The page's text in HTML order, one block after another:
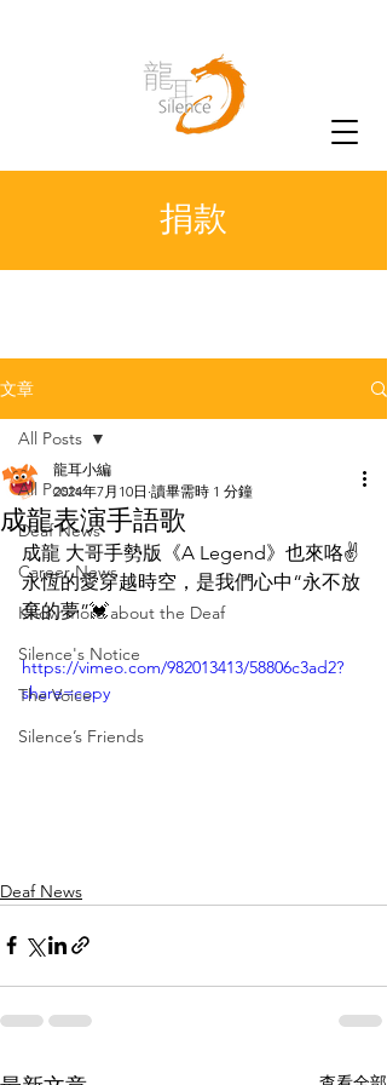
捐款
文章
All Posts
Deaf News
Career News
Know more about the Deaf
Silence's Notice
The Voice
Silence’s Friends
All Posts
成龍表演手語歌
龍耳小編
2024年7月10日 讀畢需時 1 分鐘
成龍 大哥手勢版《A Legend》也來咯✌️
永恆的愛穿越時空，是我們心中“永不放
棄的夢”💓
https://vimeo.com/982013413/58806c3ad2?
share=copy
Deaf News